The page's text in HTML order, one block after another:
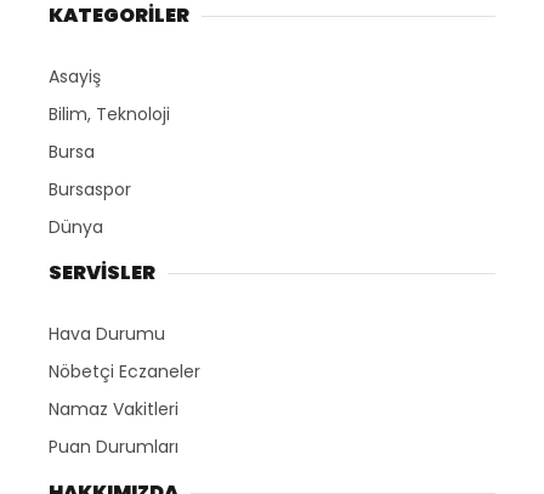
KATEGORİLER
Asayiş
Bilim, Teknoloji
Bursa
Bursaspor
Dünya
SERVİSLER
Hava Durumu
Nöbetçi Eczaneler
Namaz Vakitleri
Puan Durumları